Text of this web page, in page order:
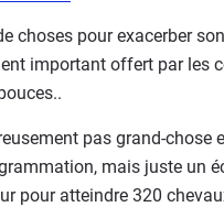
choses pour exacerber
important offert par les
pas grand-chose
mais juste un
pour atteindre 320